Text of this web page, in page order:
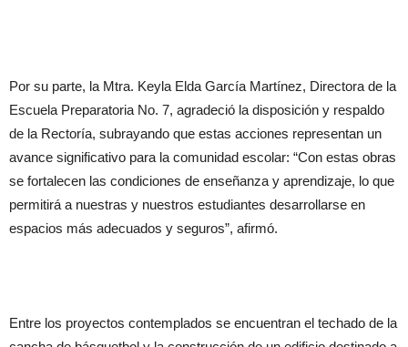
Por su parte, la Mtra. Keyla Elda García Martínez, Directora de la
Escuela Preparatoria No. 7, agradeció la disposición y respaldo
de la Rectoría, subrayando que estas acciones representan un
avance significativo para la comunidad escolar: “Con estas obras
se fortalecen las condiciones de enseñanza y aprendizaje, lo que
permitirá a nuestras y nuestros estudiantes desarrollarse en
espacios más adecuados y seguros”, afirmó.
Entre los proyectos contemplados se encuentran el techado de la